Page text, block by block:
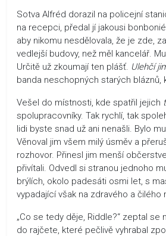
Sotva Alfréd dorazil na policejní
na recepci, předal jí jakousi
aby nikomu nesdělovala, že je zde,
vedlejší budovy, než měl kancelář.
Určitě už zkoumají ten plášť. Ulehčí
banda neschopných starých bláznů,
Vešel do místnosti, kde spatřil jejich
spolupracovníky. Tak rychlí, tak
lidi byste snad už ani nenašli. Bylo
Věnoval jim všem milý úsměv a
rozhovor. Přinesl jim menší
přivítali. Odvedl si stranou jednoho
brýlích, okolo padesáti osmi let, s
vypadající však na zdravého a čilého
„Co se tedy děje, Riddle?“ zeptal se
do rajčete, které pečlivě vyhrabal